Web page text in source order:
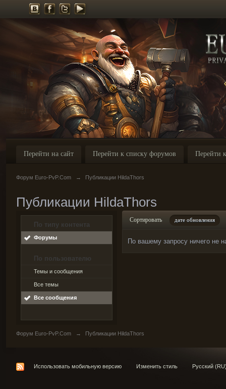
Перейти на сайт Перейти к списку форумов Перейти
Форум Euro-PvP.Com → Публикации HildaThors
Публикации HildaThors
По типу контента
Форумы
По пользователю
Темы и сообщения
Все темы
Все сообщения
Сортировать дате обновления
По вашему запросу ничего не
Форум Euro-PvP.Com → Публикации HildaThors
Использовать мобильную версию Изменить стиль Русский